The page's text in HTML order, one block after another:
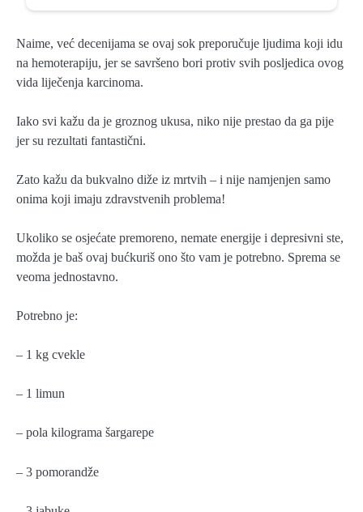
Naime, već decenijama se ovaj sok preporučuje ljudima koji idu
na hemoterapiju, jer se savršeno bori protiv svih posljedica ovog
vida liječenja karcinoma.
Iako svi kažu da je groznog ukusa, niko nije prestao da ga pije
jer su rezultati fantastični.
Zato kažu da bukvalno diže iz mrtvih – i nije namjenjen samo
onima koji imaju zdravstvenih problema!
Ukoliko se osjećate premoreno, nemate energije i depresivni ste,
možda je baš ovaj bućkuriš ono što vam je potrebno. Sprema se
veoma jednostavno.
Potrebno je:
– 1 kg cvekle
– 1 limun
– pola kilograma šargarepe
– 3 pomorandže